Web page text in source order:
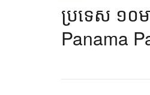
ប្រទេស​​ ១០​​​​
Panama